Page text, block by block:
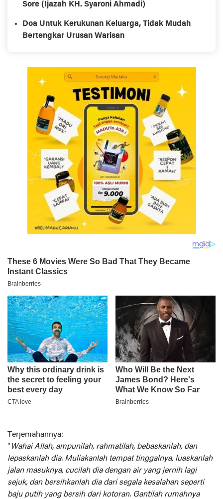
Sore (Ijazah KH. Syaroni Ahmadi)
Doa Untuk Kerukunan Keluarga, Tidak Mudah
Bertengkar Urusan Warisan
Terjemahannya:
" Wahai Allah, ampunilah, rahmatilah, bebaskanlah, dan
lepaskanlah dia. Muliakanlah tempat tinggalnya, luaskanlah
jalan masuknya, cucilah dia dengan air yang jernih lagi
sejuk, dan bersihkanlah dia dari segala kesalahan seperti
baju putih yang bersih dari kotoran. Gantilah rumahnya